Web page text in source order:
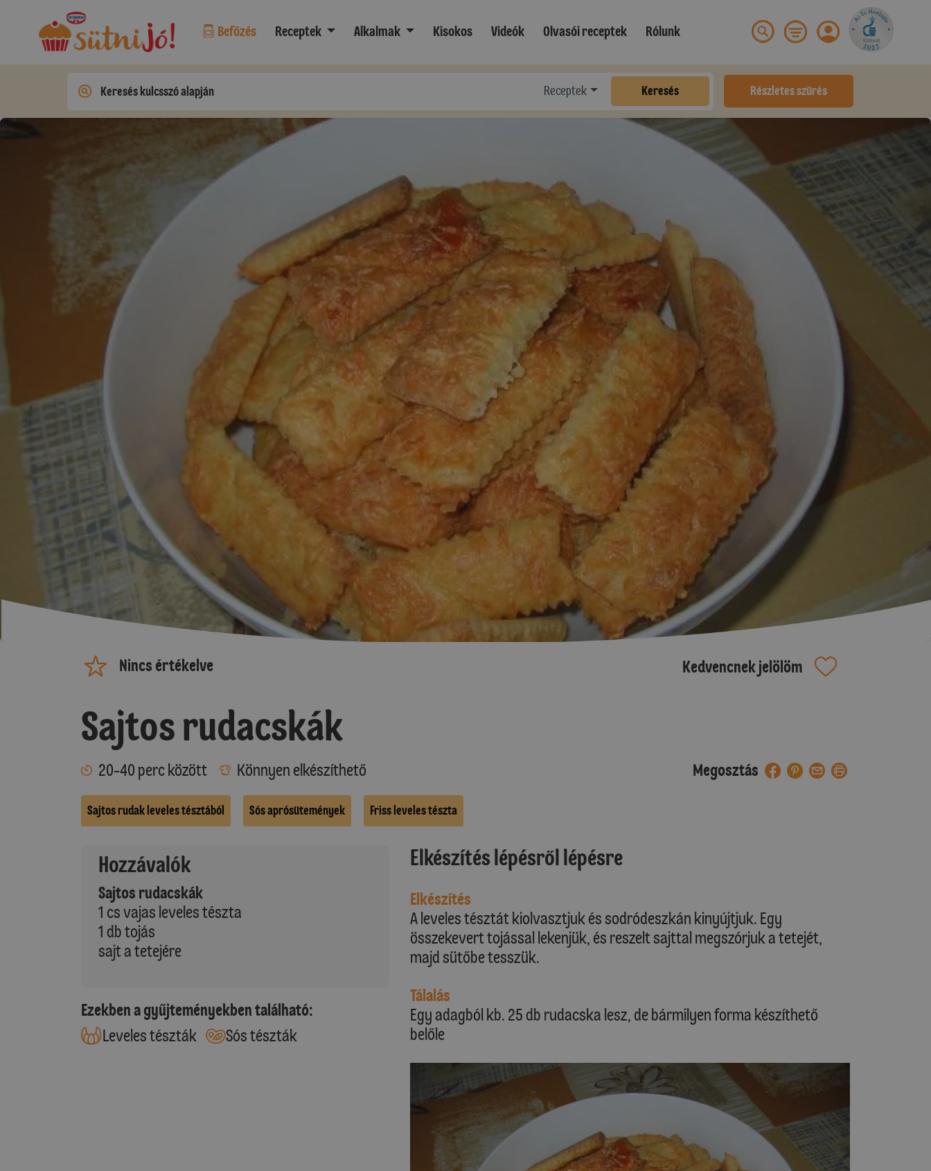
Befőzés Receptek Alkalmak Kisokos Videók Olvasói receptek Rólunk
Receptek Keresés Részletes szűrés
Nincs értékelve Kedvencnek jelölöm
Sajtos rudacskák
20-40 perc között Könnyen elkészíthető Megosztás
Sajtos rudak leveles tésztából Sós aprósütemények Friss leveles tészta
Hozzávalók
Sajtos rudacskák
1 cs vajas leveles tészta
1 db tojás
sajt a tetejére
Ezekben a gyűjteményekben található:
Leveles tészták
Sós tészták
Elkészítés lépésről lépésre
Elkészítés
A leveles tésztát kiolvasztjuk és sodródeszkán kinyújtjuk. Egy
összekevert tojással lekenjük, és reszelt sajttal megszórjuk a tetejét,
majd sütőbe tesszük.
Tálalás
Egy adagból kb. 25 db rudacska lesz, de bármilyen forma készíthető
belőle